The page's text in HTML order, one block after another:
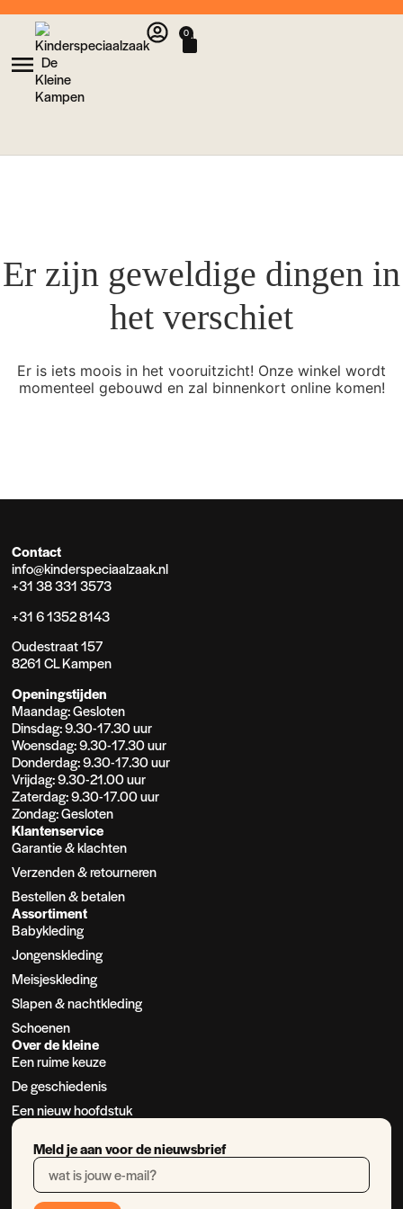
0
Er zijn geweldige dingen in
het verschiet
Er is iets moois in het vooruitzicht! Onze winkel wordt
momenteel gebouwd en zal binnenkort online komen!
Contact
info@kinderspeciaalzaak.nl
+31 38 331 3573
+31 6 1352 8143
Oudestraat 157
8261 CL Kampen
Openingstijden
Maandag: Gesloten
Dinsdag: 9.30-17.30 uur
Woensdag: 9.30-17.30 uur
Donderdag: 9.30-17.30 uur
Vrijdag: 9.30-21.00 uur
Zaterdag: 9.30-17.00 uur
Zondag: Gesloten
Klantenservice
Garantie & klachten
Verzenden & retourneren
Bestellen & betalen
Assortiment
Babykleding
Jongenskleding
Meisjeskleding
Slapen & nachtkleding
Schoenen
Over de kleine
Een ruime keuze
De geschiedenis
Een nieuw hoofdstuk
Meld je aan voor de nieuwsbrief